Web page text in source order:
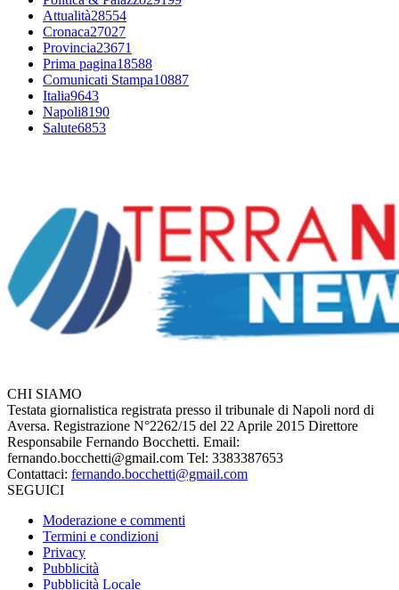
Attualità28554
Cronaca27027
Provincia23671
Prima pagina18588
Comunicati Stampa10887
Italia9643
Napoli8190
Salute6853
CHI SIAMO
Testata giornalistica registrata presso il tribunale di Napoli nord di
Aversa. Registrazione N°2262/15 del 22 Aprile 2015 Direttore
Responsabile Fernando Bocchetti. Email:
fernando.bocchetti@gmail.com Tel: 3383387653
Contattaci: fernando.bocchetti@gmail.com
SEGUICI
Moderazione e commenti
Termini e condizioni
Privacy
Pubblicità
Pubblicità Locale